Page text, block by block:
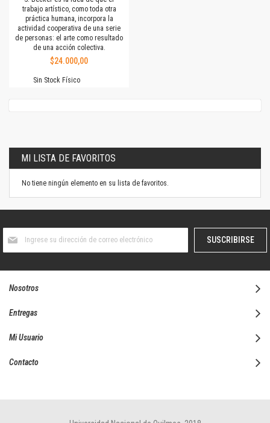
trabajo artístico, como toda otra
práctica humana, incorpora la
actividad cooperativa de una serie
de personas: el arte como resultado
de una acción colectiva.
$24.000,00
Sin Stock Físico
MI LISTA DE FAVORITOS
No tiene ningún elemento en su lista de favoritos.
boletín
SUSCRIBIRSE
Nosotros
Entregas
Mi Usuario
Contacto